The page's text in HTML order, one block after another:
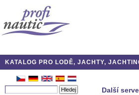
KATALOG PRO LODĚ, JACHTY,
Další